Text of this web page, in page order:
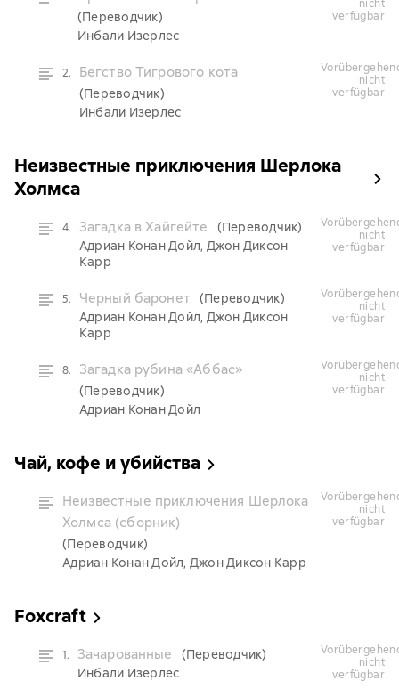
(Переводчик)
Инбали Изерлес
nicht
verfügbar
2. Бегство Тигрового кота
(Переводчик)
Инбали Изерлес
vorübergehend
nicht
verfügbar
Неизвестные приключения Шерлока
Холмса
4. Загадка в Хайгейте
(Переводчик)
Адриан Конан Дойл, Джон Диксон
Карр
vorübergehend
nicht
verfügbar
5. Черный баронет
(Переводчик)
Адриан Конан Дойл, Джон Диксон
Карр
vorübergehend
nicht
verfügbar
8. Загадка рубина «Аббас»
(Переводчик)
Адриан Конан Дойл
vorübergehend
nicht
verfügbar
Чай, кофе и убийства
Неизвестные приключения Шерлока
Холмса (сборник)
(Переводчик)
Адриан Конан Дойл, Джон Диксон Карр
vorübergehend
nicht
verfügbar
Foxcraft
1. Зачарованные
(Переводчик)
Инбали Изерлес
vorübergehend
nicht
verfügbar